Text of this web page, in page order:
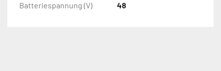
Batteriespannung (V) 48